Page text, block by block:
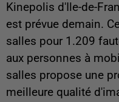
Kinepolis d'Ile-de-
est prévue demain.
salles pour 1.209
aux personnes à
salles propose une
meilleure qualité